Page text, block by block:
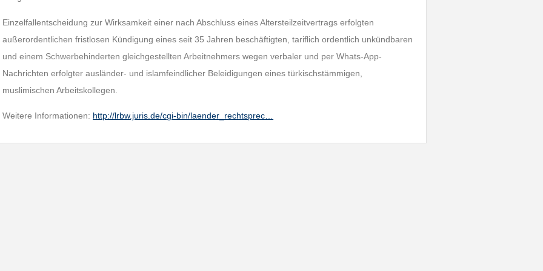
Einzelfallentscheidung zur Wirksamkeit einer nach Abschluss eines Altersteilzeitvertrags erfolgten
außerordentlichen fristlosen Kündigung eines seit 35 Jahren beschäftigten, tariflich ordentlich unkündbaren
und einem Schwerbehinderten gleichgestellten Arbeitnehmers wegen verbaler und per Whats-App-
Nachrichten erfolgter ausländer- und islamfeindlicher Beleidigungen eines türkischstämmigen,
muslimischen Arbeitskollegen.
Weitere Informationen: http://lrbw.juris.de/cgi-bin/laender_rechtsprec…